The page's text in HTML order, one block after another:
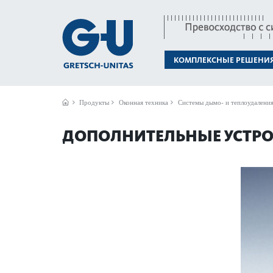
КОМПЛЕКСНЫЕ
Продукты Оконная техника Системы дымо- и теплоудаления
ДОПОЛНИТЕЛЬНЫЕ